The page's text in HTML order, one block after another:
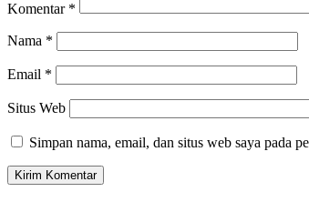
Komentar *
Nama *
Email *
Situs Web
Simpan nama, email, dan situs web saya pada